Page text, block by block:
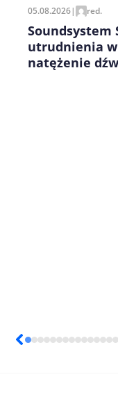
05.08.2026| red.
Soundsystem
utrudnienia
natężenie